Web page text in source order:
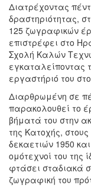
Διατρέχοντας
δραστηριότητας,
125 ζωγραφικών
επιστρέφει στο
Σχολή Καλών
εγκαταλείποντας
εργαστήριό του
Διαρθρωμένη σε
παρακολουθεί το
βήματά του στην
της Κατοχής,
δεκαετιών 1950
ομότεχνοί του της
φτάσει σταδιακά
ζωγραφική του